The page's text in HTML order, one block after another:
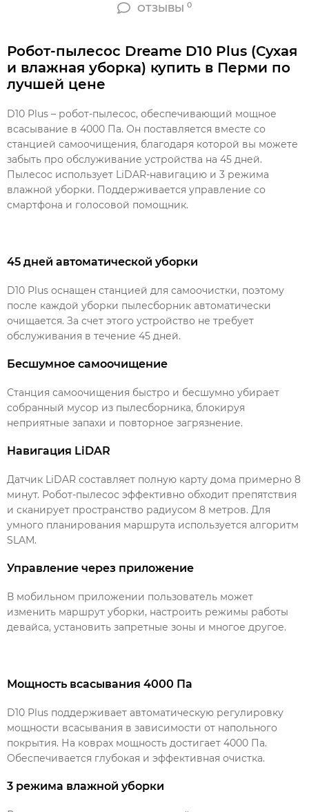
ОТЗЫВЫ 0
Робот-пылесос Dreame D10 Plus (Сухая
и влажная уборка) купить в Перми по
лучшей цене
D10 Plus – робот-пылесос, обеспечивающий мощное
всасывание в 4000 Па. Он поставляется вместе со
станцией самоочищения, благодаря которой вы можете
забыть про обслуживание устройства на 45 дней.
Пылесос использует LiDAR-навигацию и 3 режима
влажной уборки. Поддерживается управление со
смартфона и голосовой помощник.
45 дней автоматической уборки
D10 Plus оснащен станцией для самоочистки, поэтому
после каждой уборки пылесборник автоматически
очищается. За счет этого устройство не требует
обслуживания в течение 45 дней.
Бесшумное самоочищение
Станция самоочищения быстро и бесшумно убирает
собранный мусор из пылесборника, блокируя
неприятные запахи и повторное загрязнение.
Навигация LiDAR
Датчик LiDAR составляет полную карту дома примерно 8
минут. Робот-пылесос эффективно обходит препятствия
и сканирует пространство радиусом 8 метров. Для
умного планирования маршрута используется алгоритм
SLAM.
Управление через приложение
В мобильном приложении пользователь может
изменить маршрут уборки, настроить режимы работы
девайса, установить запретные зоны и многое другое.
Мощность всасывания 4000 Па
D10 Plus поддерживает автоматическую регулировку
мощности всасывания в зависимости от напольного
покрытия. На коврах мощность достигает 4000 Па.
Обеспечивается глубокая и эффективная очистка.
3 режима влажной уборки